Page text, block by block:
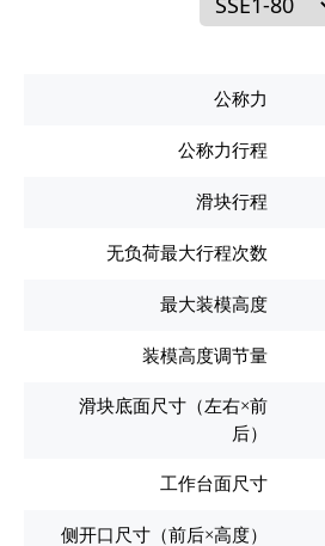
公称力
公称力行程
滑块行程
无负荷最大行程次数
最大装模高度
装模高度调节量
滑块底面尺寸（左右×前
后）
工作台面尺寸
侧开口尺寸（前后×高度）